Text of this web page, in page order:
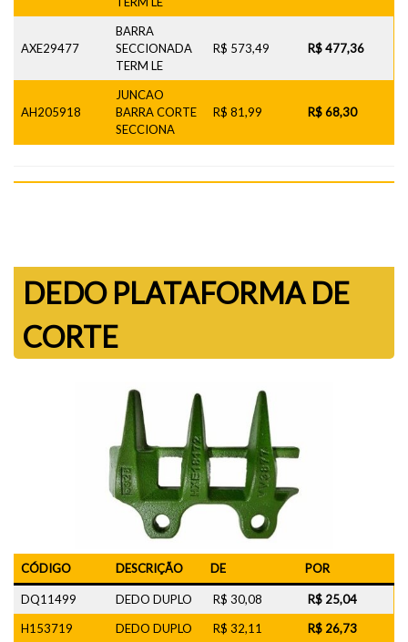
AXE29477
BARRA
SECCIONADA
TERM LE
R$ 573,49 R$ 477,36
AH205918
JUNCAO
BARRA CORTE
SECCIONA
R$ 81,99 R$ 68,30
DEDO PLATAFORMA DE
CORTE
CÓDIGO DESCRIÇÃO DE POR
DQ11499 DEDO DUPLO R$ 30,08
R$ 25,04
H153719
DEDO DUPLO R$ 32,11 R$ 26,73